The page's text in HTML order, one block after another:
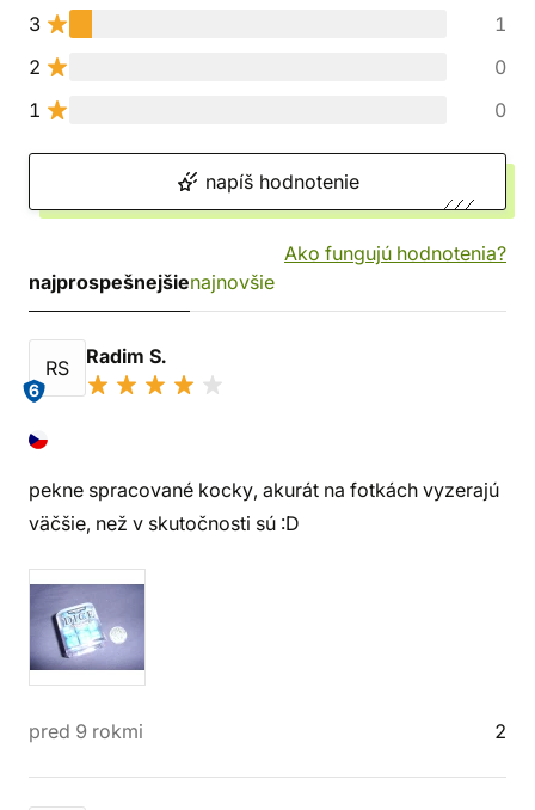
3
1
2
0
1
0
napíš hodnotenie
Ako fungujú hodnotenia?
najprospešnejšienajnovšie
RS
6
Radim S.
pekne spracované kocky, akurát na fotkách vyzerajú
väčšie, než v skutočnosti sú :D
pred 9 rokmi 2